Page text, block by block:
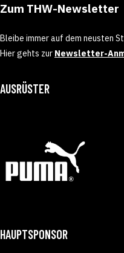
Zum THW-Newsletter
Bleibe immer auf dem neusten
Hier gehts zur Newsletter-
AUSRÜSTER
HAUPTSPONSOR